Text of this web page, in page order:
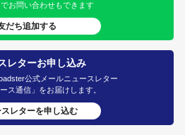
お問い合わせもできます
だち追加する
レターお申し込み
公式メールニュースレター
ス通信」をお届けします。
スレターを申し込む